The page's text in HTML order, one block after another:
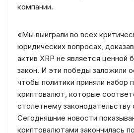
компании.
«Мы выиграли во всех
юридических вопросах,
актив XRP не является ценной
закон. И эти победы заложили
чтобы политики приняли набор
криптовалют, которые
столетнему законодательству
Сегодняшние новости
криптовалютами закончилась